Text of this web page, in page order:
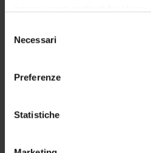
modificare o revocare il proprio
momento dalla Dichiarazione
raccogliere informazioni
geografica, con
delNecessari
Preferenze
Statistiche
LABORATORI